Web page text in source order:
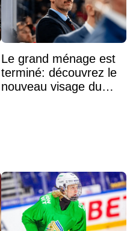
Le grand ménage est
terminé: découvrez le
nouveau visage du